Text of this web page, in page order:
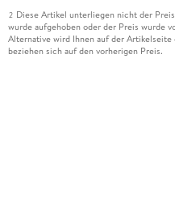
2 Diese Artikel unterliegen nicht der
wurde aufgehoben oder der Preis wurde
Alternative wird Ihnen auf der Artikelseite
beziehen sich auf den vorherigen Preis.